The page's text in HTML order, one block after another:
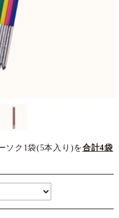
ソク1袋(5本入り)を合計4袋